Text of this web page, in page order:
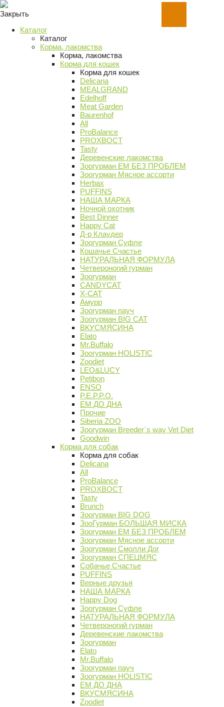
Закрыть
Каталог
Каталог
Корма, лакомства
Корма, лакомства
Корма для кошек
Корма для кошек
Delicana
MEALGRAND
Edelhoff
Meat Garden
Baurenhof
All
ProBalance
PROХВОСТ
Tasty
Деревенские лакомства
Зоогурман ЕМ БЕЗ ПРОБЛЕМ
Зоогурман Мясное ассорти
Herbax
PUFFINS
НАША МАРКА
Ночной охотник
Best Dinner
Happy Cat
Д-р Клаудер
Зоогурман Суфле
Кошачье Счастье
НАТУРАЛЬНАЯ ФОРМУЛА
Четвероногий гурман
Зоогурман
CANDYCAT
X-CAT
Амурр
Зоогурман пауч
Зоогурман BIG CAT
ВКУСМЯСИНА
Elato
Mr.Buffalo
Зоогурман HOLISTIC
Zoodiet
LEO&LUCY
Petibon
ENSO
P.E.P.P.O.
ЕМ ДО ДНА
Прочие
Siberia ZOO
Зоогурман Breeder`s way Vet Diet
Goodwin
Корма для собак
Корма для собак
Delicana
All
ProBalance
PROХВОСТ
Tasty
Brunch
Зоогурман BIG DOG
ЗооГурман БОЛЬШАЯ МИСКА
Зоогурман ЕМ БЕЗ ПРОБЛЕМ
Зоогурман Мясное ассорти
Зоогурман Смолли Дог
Зоогурман СПЕЦМЯС
Собачье Счастье
PUFFINS
Верные друзья
НАША МАРКА
Happy Dog
Зоогурман Суфле
НАТУРАЛЬНАЯ ФОРМУЛА
Четвероногий гурман
Деревенские лакомства
Зоогурман
Elato
Mr.Buffalo
Зоогурман пауч
Зоогурман HOLISTIC
ЕМ ДО ДНА
ВКУСМЯСИНА
Zoodiet